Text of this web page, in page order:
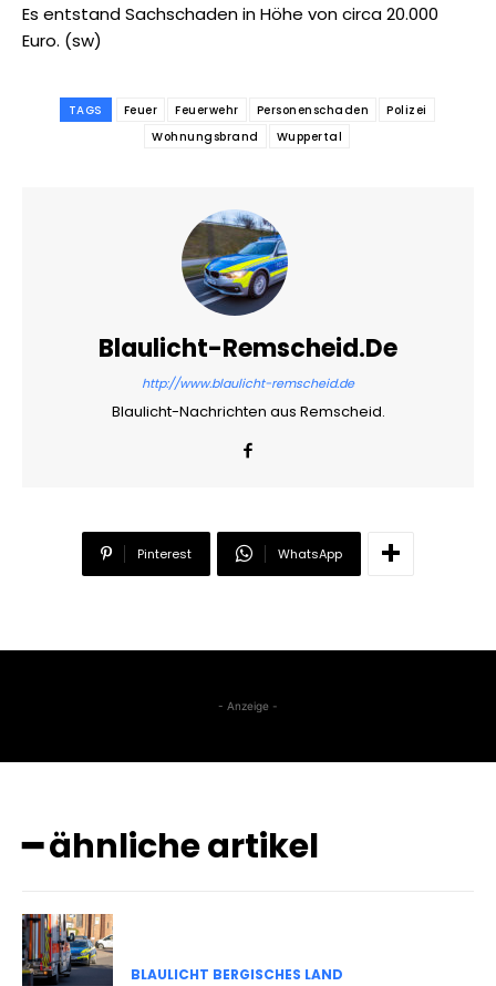
Es entstand Sachschaden in Höhe von circa 20.000
Euro. (sw)
TAGS Feuer Feuerwehr Personenschaden
Polizei
Wohnungsbrand
Wuppertal
Blaulicht-Remscheid.de
http://www.blaulicht-remscheid.de
Blaulicht-Nachrichten aus Remscheid.
Pinterest WhatsApp
- Anzeige -
━ ähnliche artikel
BLAULICHT BERGISCHES LAND